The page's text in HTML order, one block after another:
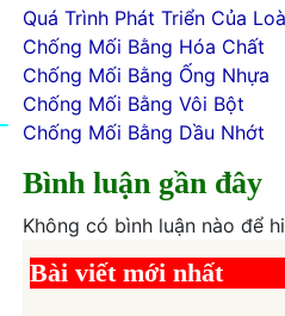
Quá Trình Phát Triển Của
Chống Mối Bằng Hóa Chất
Chống Mối Bằng Ống Nhựa
Chống Mối Bằng Vôi Bột
Chống Mối Bằng Dầu Nhớt
Bình luận gần đây
Không có bình luận nào để
Bài viết mới nhất